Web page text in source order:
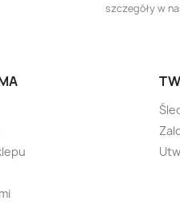
szczegóły w